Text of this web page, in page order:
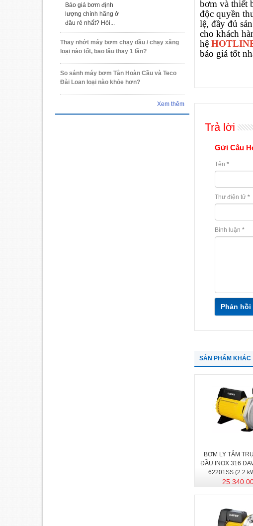
Báo giá bơm định
lượng chính hãng ở
đâu rẻ nhất? Hỏi...
Thay nhớt máy bơm chạy dầu / chạy xăng
loại nào tốt, bao lâu thay 1 lần?
So sánh máy bơm Tân Hoàn Cầu và Teco
Đài Loan loại nào khỏe hơn?
Xem thêm
bơm và thiết
độc quyền
lệ, đầy đủ
cho khách
hệ
báo giá tốt
Trả lời
Gửi Câu
Tên *
Thư điện tử *
Bình luận *
Phản hồi
SẢN PHẨM KHÁC
BƠM LY TÂM
ĐẦU INOX 316
62201SS (2.2